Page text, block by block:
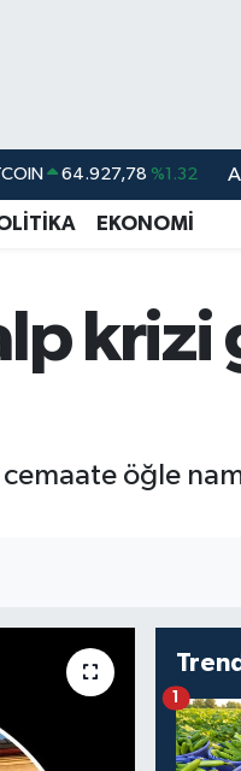
DOLAR 47,5971 %0.05
EURO 55,1336 %0.18
ALTIN 6527.85 %0.54
BİST100 13.703 %11
EKONOMİ
öğle
1